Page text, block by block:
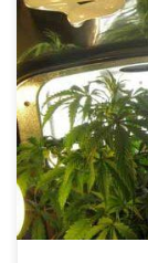
Sposoby
pomieszczeniu
zapachu konopi
uprawy i
prawdzie w
plonów? W
metod.